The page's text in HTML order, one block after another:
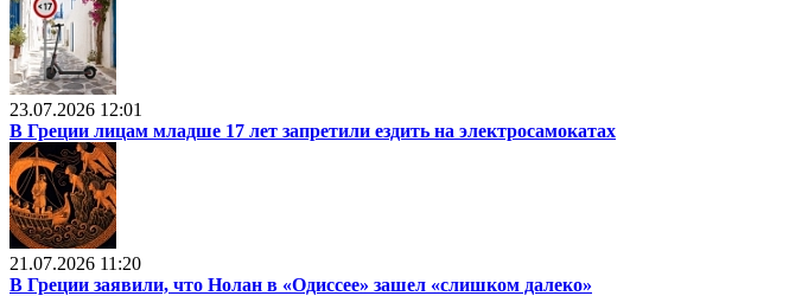
23.07.2026 12:01
В Греции лицам младше 17 лет запретили ездить на электросамокатах
21.07.2026 11:20
В Греции заявили, что Нолан в «Одиссее» зашел «слишком далеко»